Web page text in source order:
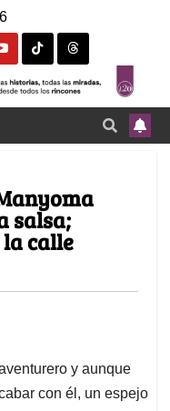
salsa;
calle
y aunque
con él, un espejo